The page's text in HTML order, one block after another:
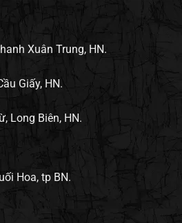
Xuân Trung, HN.
Giấy, HN.
Long Biên, HN.
Hoa, tp BN.